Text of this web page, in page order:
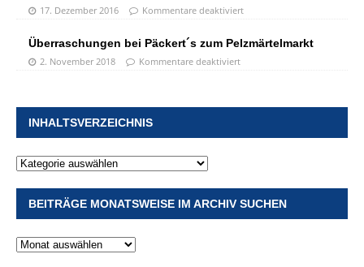
17. Dezember 2016 Kommentare deaktiviert
Überraschungen bei Päckert´s zum Pelzmärtelmarkt
2. November 2018 Kommentare deaktiviert
INHALTSVERZEICHNIS
BEITRÄGE MONATSWEISE IM ARCHIV SUCHEN